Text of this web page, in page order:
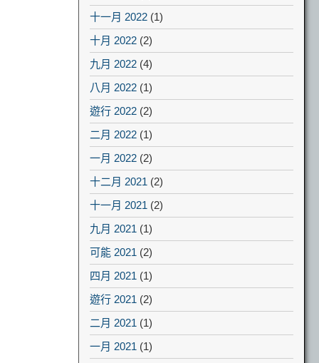
十一月 2022 (1)
十月 2022 (2)
九月 2022 (4)
八月 2022 (1)
遊行 2022 (2)
二月 2022 (1)
一月 2022 (2)
十二月 2021 (2)
十一月 2021 (2)
九月 2021 (1)
可能 2021 (2)
四月 2021 (1)
遊行 2021 (2)
二月 2021 (1)
一月 2021 (1)